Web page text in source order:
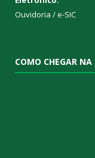
Ouvidoria /e-SIC
COMO CHEGAR NA